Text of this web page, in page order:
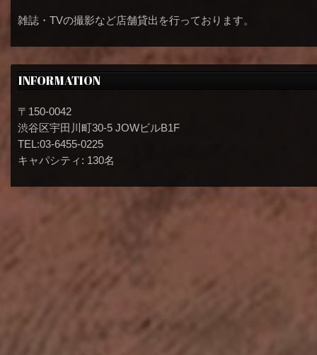
雑誌・TVの撮影など店舗貸出を行っております。
INFORMATION
〒150-0042
渋谷区宇田川町30-5 JOWビルB1F
TEL:03-6455-0225
キャパシティ: 130名